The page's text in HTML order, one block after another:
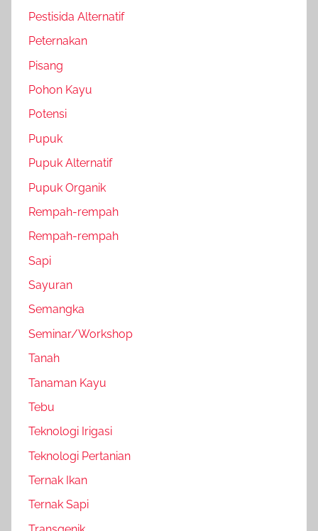
Pestisida Alternatif
Peternakan
Pisang
Pohon Kayu
Potensi
Pupuk
Pupuk Alternatif
Pupuk Organik
Rempah-rempah
Rempah-rempah
Sapi
Sayuran
Semangka
Seminar/Workshop
Tanah
Tanaman Kayu
Tebu
Teknologi Irigasi
Teknologi Pertanian
Ternak Ikan
Ternak Sapi